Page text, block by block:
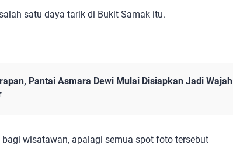
satu daya tarik di Bukit Samak itu.
Pantai Asmara Dewi Mulai Disiapkan Jadi Wajah
wisatawan, apalagi semua spot foto tersebut